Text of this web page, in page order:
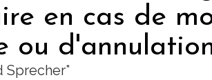
en cas de
ou
Sprecher*